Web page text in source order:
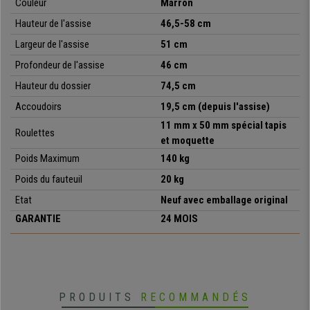
une utilisation intensive professionnelle.
Design élégant
• Cuir synthétique facile à entretenir
•Dossier haut avec appui-tête intégré
•Adapté pour une utilisation jusqu’à 8 heures par jour
• Assise large agréable au touché et rembourrée, dossier haut
Assise avec double rembourrage, grand confort
• Piétement stable et résistant
Couleur
Marron
Hauteur de l'assise
46,5-58 cm
Largeur de l'assise
51 cm
Profondeur de l'assise
46 cm
Hauteur du dossier
74,5 cm
Accoudoirs
19,5 cm (depuis l'assise)
Roulettes
11 mm x 50 mm spécial tapis
et moquette
Poids Maximum
140 kg
Poids du fauteuil
20 kg
Etat
Neuf avec emballage original
GARANTIE
24 MOIS
PRODUITS RECOMMANDÉS